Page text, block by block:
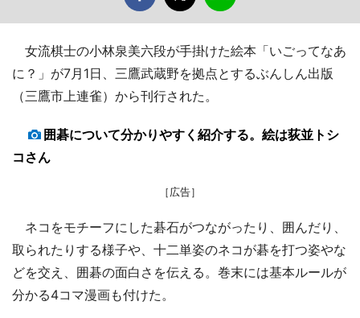
女流棋士の小林泉美六段が手掛けた絵本「いごってなあ
に？」が7月1日、三鷹武蔵野を拠点とするぶんしん出版
（三鷹市上連雀）から刊行された。
囲碁について分かりやすく紹介する。絵は荻並トシ
コさん
［広告］
ネコをモチーフにした碁石がつながったり、囲んだり、
取られたりする様子や、十二単姿のネコが碁を打つ姿やな
どを交え、囲碁の面白さを伝える。巻末には基本ルールが
分かる4コマ漫画も付けた。